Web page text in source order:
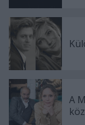
A